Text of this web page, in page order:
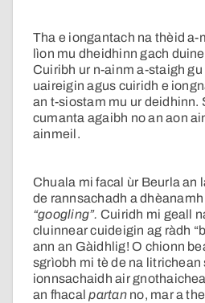
Tha e iongantach na thèid a-
lìon mu dheidhinn gach
Cuiribh ur n-ainm a-staigh
uaireigin agus cuiridh e
an t-siostam mu ur deidhinn.
cumanta agaibh no an aon
ainmeil.
Chuala mi facal ùr Beurla an
de rannsachadh a
“googling”. Cuiridh mi geall
cluinnear cuideigin ag ràdh
ann an Gàidhlig! O chionn
sgrìobh mi tè de na litrichean
ionnsachaidh air
an fhacalpartanno, mar a